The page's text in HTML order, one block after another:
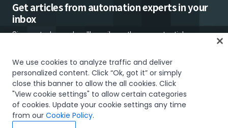
Get articles from automation experts in your
inbox
Sign up today and we'll email you the newest articles every
I would like to receive communications about UiPath tailored to my interests
and preferences, including latest news about products, services, events and
信頼とセキュリティ Terms of Use Privacy Policy Cookies Policy
Your Privacy Choices
The UiPath word mark, logos, and robots are registered trademarks
owned by UiPath, Inc. and its affiliates. UiPath® is a registered trademark
We use cookies to analyze traffic and deliver
personalized content. Click “Ok, got it” or simply
close this banner to allow the all cookies. Click
"View cookie settings" to allow certain categories
of cookies. Update your cookie settings any time
from our Cookie Policy.